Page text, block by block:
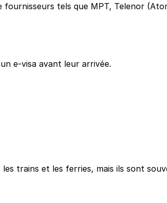
fournisseurs tels que MPT, Telenor
e-visa avant leur arrivée.
trains et les ferries, mais ils sont